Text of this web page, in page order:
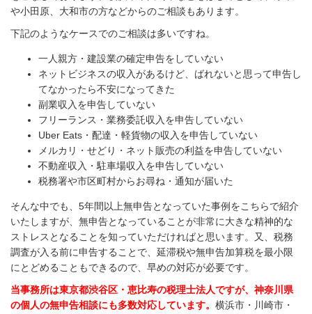
や小田原、大和市の方などからのご相談もあります。
下記のようなケースでのご相談は多いですね。
一人親方・建設業の確定申告をしていない
ネットビジネスの収入があるけど、ばれないと思って申告し
てなかったら不安になってきた
副業収入を申告していない
フリーランス・業務委託収入を申告していない
Uber Eats・配達・軽貨物の収入を申告していない
メルカリ・せどり・ネット販売の利益を申告していない
不動産収入・駐車場収入を申告していない
税務署や市区町村からお尋ね・通知が届いた
そんな中でも、5年間以上無申告となっていた事例をこちらで紹介
いたしますが、無申告となっていることが非常に大きな精神的な
ストレスとなることを知っていただければと思います。又、税務
調査が入る前に申告することで、延滞税や無申告加算税を最小限
にとどめることもできるので、早めの対応が必要です。
当事務所は東京都渋谷区・恵比寿の税理士法人ですが、神奈川県
の個人の無申告相談にも多数対応しています。 横浜市・川崎市・